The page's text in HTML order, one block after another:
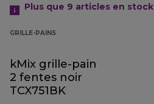
Plus que 9 articles en stock
GRILLE-PAINS
kMix grille-pain
2 fentes noir
TCX751BK